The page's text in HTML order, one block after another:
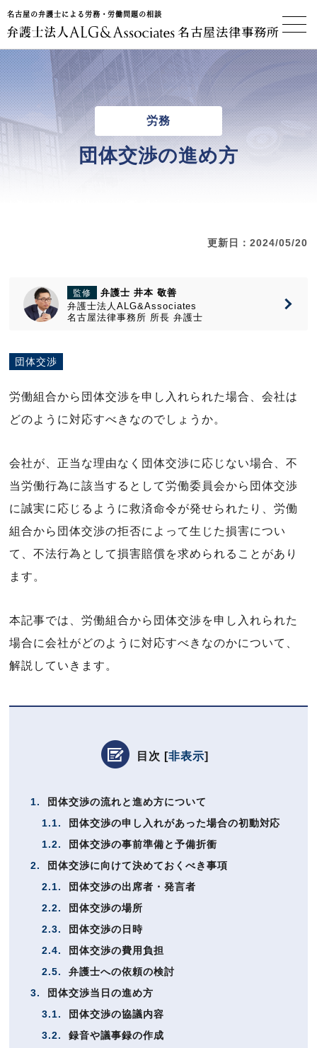
名古屋の弁護士による労務・労働問題の相談
名古屋法律事務所
労務
団体交渉の進め方
更新日：2024/05/20
監修
弁護士 井本 敬善
弁護士法人ALG&Associates
名古屋法律事務所 所長 弁護士
団体交渉
労働組合から団体交渉を申し入れられた場合、会社は
どのように対応すべきなのでしょうか。
会社が、正当な理由なく団体交渉に応じない場合、不
当労働行為に該当するとして労働委員会から団体交渉
に誠実に応じるように救済命令が発せられたり、労働
組合から団体交渉の拒否によって生じた損害につい
て、不法行為として損害賠償を求められることがあり
ます。
本記事では、労働組合から団体交渉を申し入れられた
場合に会社がどのように対応すべきなのかについて、
解説していきます。
目次 [非表示]
1.
団体交渉の流れと進め方について
1.1.
団体交渉の申し入れがあった場合の初動対応
1.2.
団体交渉の事前準備と予備折衝
2.
団体交渉に向けて決めておくべき事項
2.1.
団体交渉の出席者・発言者
2.2.
団体交渉の場所
2.3.
団体交渉の日時
2.4.
団体交渉の費用負担
2.5.
弁護士への依頼の検討
3.
団体交渉当日の進め方
3.1.
団体交渉の協議内容
3.2.
録音や議事録の作成